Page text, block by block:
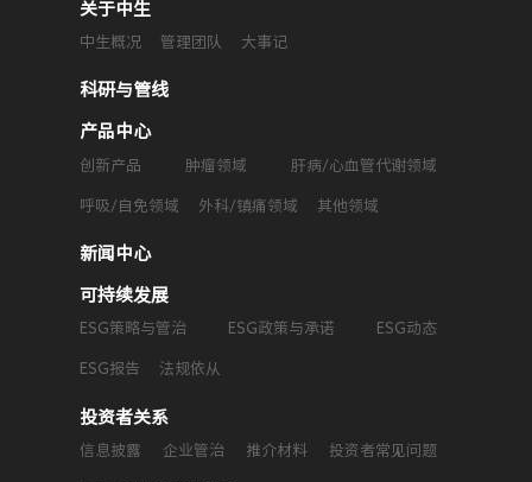
关于中生
中生概况 管理团队 大事记
科研与管线
产品中心
创新产品 肿瘤领域 肝病/心血管代谢领域
呼吸/自免领域 外科/镇痛领域 其他领域
新闻中心
可持续发展
ESG策略与管治 ESG政策与承诺 ESG动态
ESG报告 法规依从
投资者关系
信息披露 企业管治 推介材料 投资者常见问题